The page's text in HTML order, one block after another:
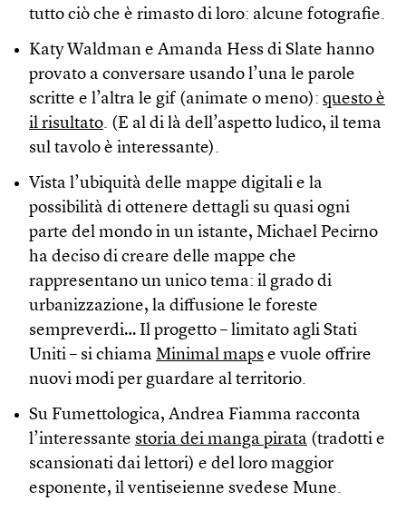
tutto ciò che è rimasto di loro: alcune fotografie.
Katy Waldman e Amanda Hess di Slate hanno
provato a conversare usando l’una le parole
scritte e l’altra le gif (animate o meno): questo è
il risultato. (E al di là dell’aspetto ludico, il tema
sul tavolo è interessante).
Vista l’ubiquità delle mappe digitali e la
possibilità di ottenere dettagli su quasi ogni
parte del mondo in un istante, Michael Pecirno
ha deciso di creare delle mappe che
rappresentano un unico tema: il grado di
urbanizzazione, la diffusione le foreste
sempreverdi… Il progetto – limitato agli Stati
Uniti – si chiama Minimal maps e vuole offrire
nuovi modi per guardare al territorio.
Su Fumettologica, Andrea Fiamma racconta
l’interessante storia dei manga pirata (tradotti e
scansionati dai lettori) e del loro maggior
esponente, il ventiseienne svedese Mune.